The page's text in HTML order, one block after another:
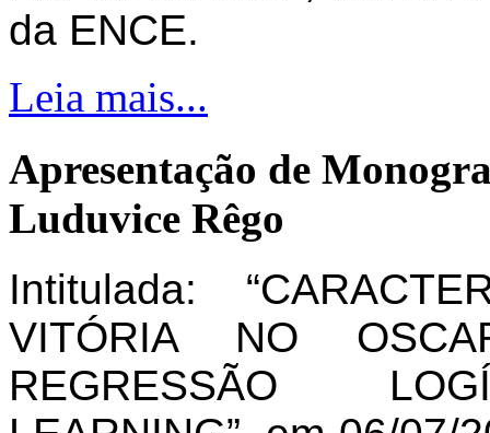
da ENCE.
Leia mais...
Apresentação de
Luduvice Rêgo
Intitulada:
VITÓRIA NO
REGRESSÃO